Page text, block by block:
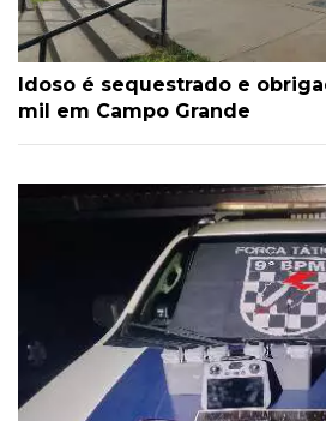
Idoso é sequestrado e
mil em Campo Grande